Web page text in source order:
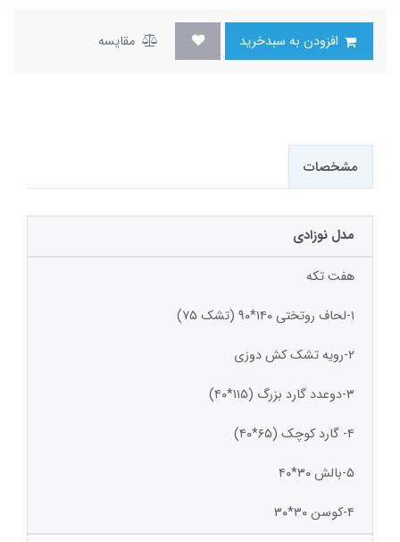
مقایسه
مشخصات
مدل نوزادی
هفت تکه
۱-لحاف روتختی ۱۴۰*۹۰ (تشک ۷۵)
۲-رویه تشک کش دوزی
۳-دوعدد گارد بزرگ (۱۱۵*۴۰)
۴- گارد کوچک (۶۵*۴۰)
۵-بالش ۳۰*۴۰
۴-کوسن ۳۰*۳۰